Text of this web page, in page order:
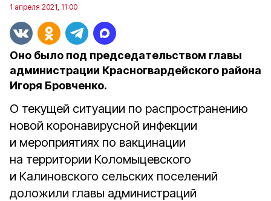
1 апреля 2021, 11:00
Оно было под председательством главы
администрации Красногвардейского района
Игоря Бровченко.
О текущей ситуации по распространению
новой коронавирусной инфекции
и мероприятиях по вакцинации
на территории Коломыцевского
и Калиновского сельских поселений
доложили главы администраций